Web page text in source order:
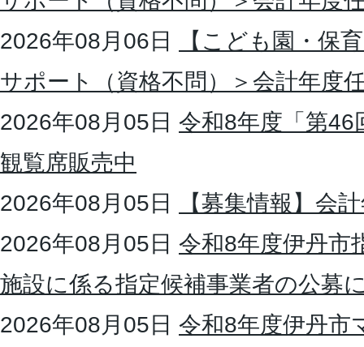
2026年08月06日
【こども園・保
サポート（資格不問）＞会計年度
2026年08月05日 令和8年度「第46
観覧席販売中
2026年08月05日
【募集情報】会
2026年08月05日 令和8年度伊丹市
施設に係る指定候補事業者の公募
2026年08月05日 令和8年度伊丹市